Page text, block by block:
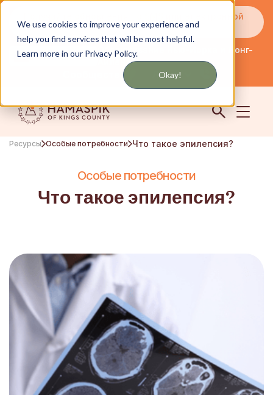
We use cookies to improve your experience and
help you find services that will be most helpful.
Learn more in our Privacy Policy.
Okay!
Получайте обновления по SMS или электронной
почте
английский
Обслуживание Нью-Йорка и Лонг-
Айленда
Сообщество Логин
Ресурсы Особые потребности Что такое эпилепсия?
Особые потребности
Что такое эпилепсия?